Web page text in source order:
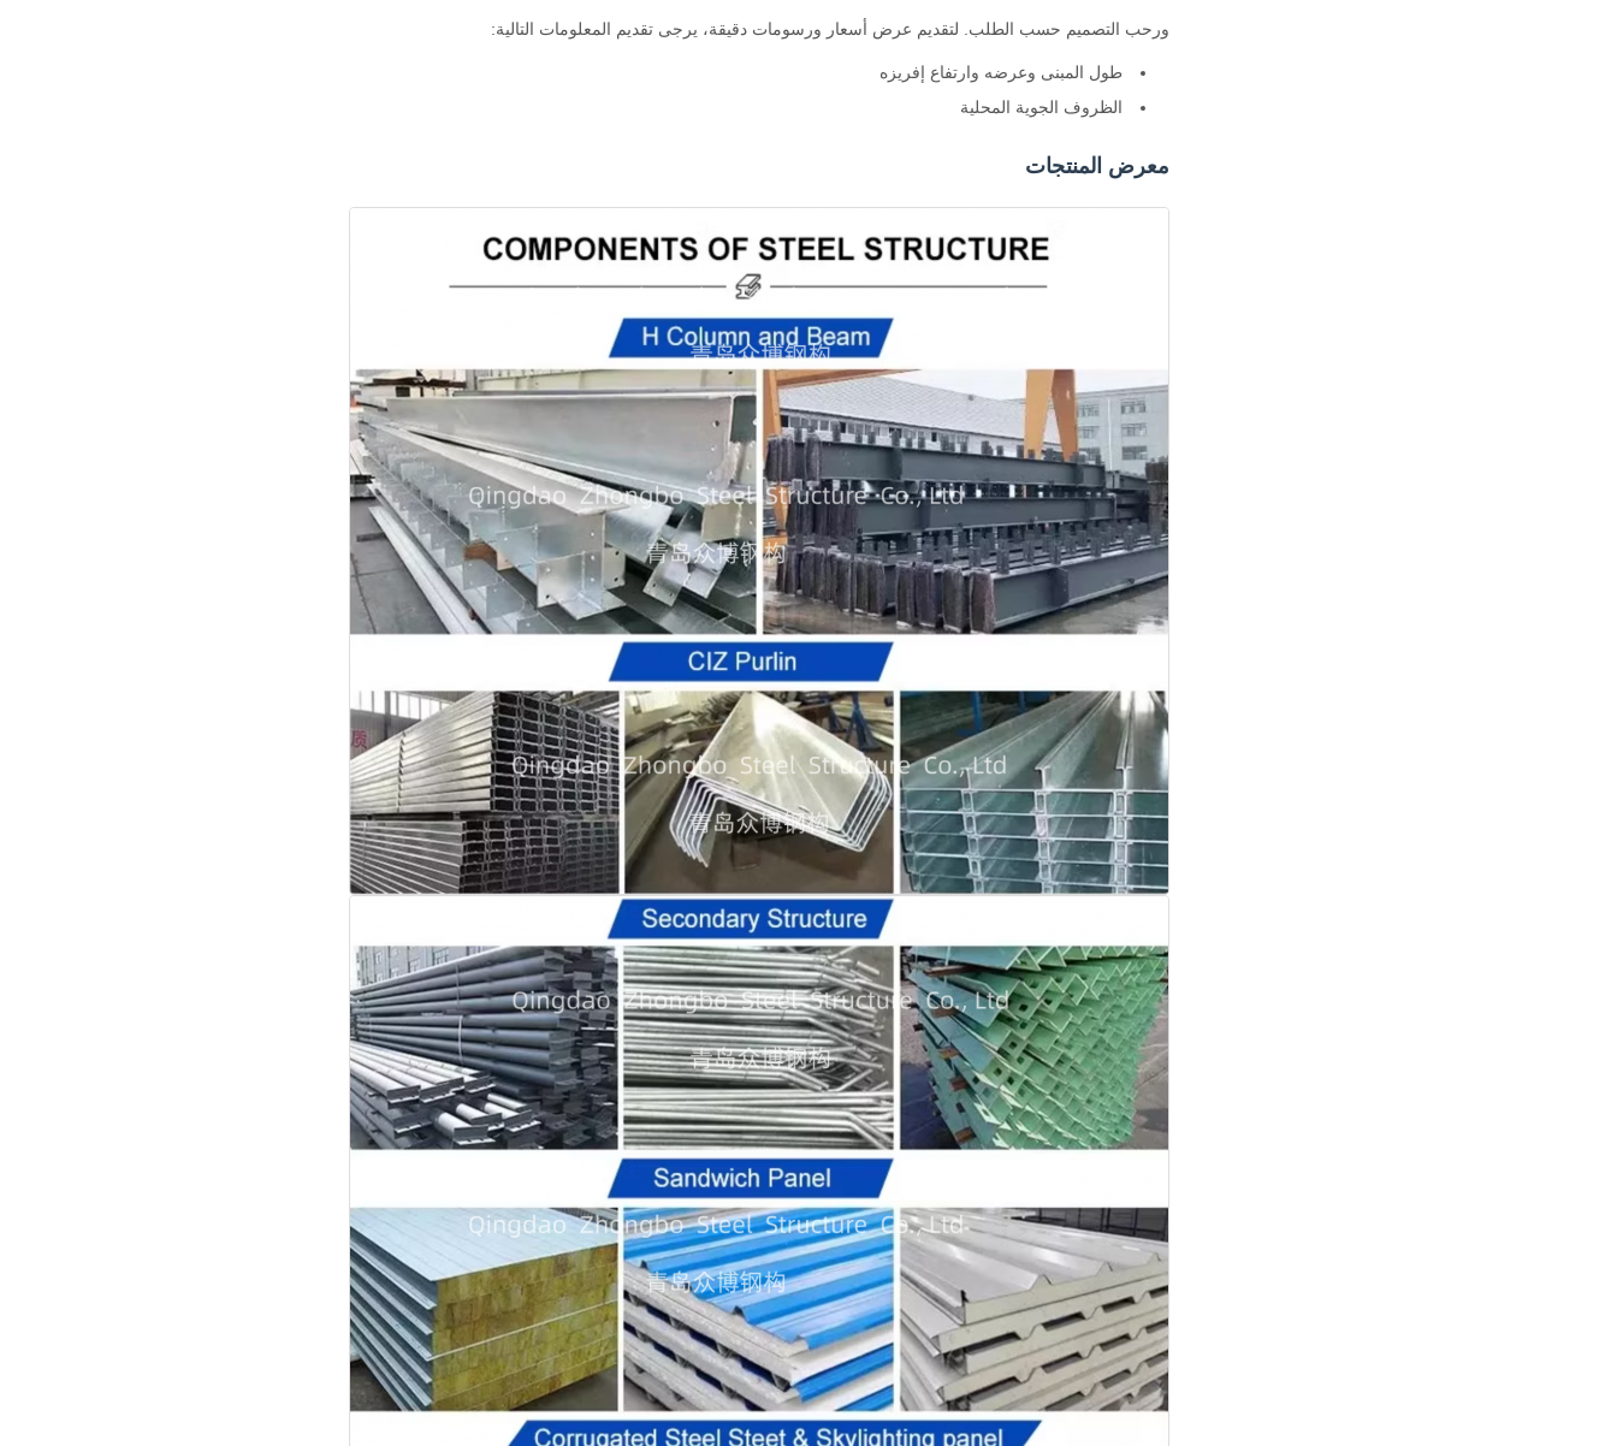
ورحب التصميم حسب الطلب. لتقديم عرض أسعار ورسومات دقيقة، يرجى تقديم المعلومات التالية:
طول المبنى وعرضه وارتفاع إفريزه
الظروف الجوية المحلية
معرض المنتجات